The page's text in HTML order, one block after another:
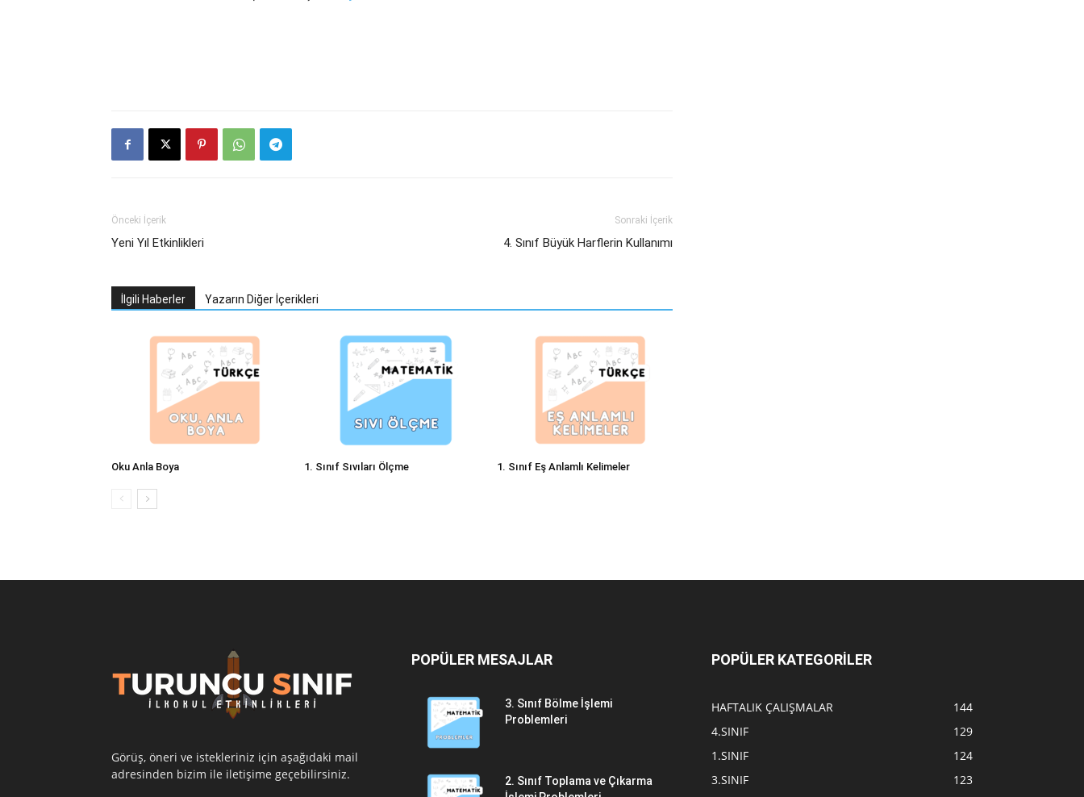
Önceki İçerik
Yeni Yıl Etkinlikleri
Sonraki İçerik
4. Sınıf Büyük Harflerin Kullanımı
İlgili Haberler Yazarın Diğer İçerikleri
Oku Anla Boya 1. Sınıf Sıvıları Ölçme 1. Sınıf Eş Anlamlı Kelimeler
Görüş, öneri ve istekleriniz için aşağıdaki mail
adresinden bizim ile iletişime geçebilirsiniz.
POPÜLER MESAJLAR
3. Sınıf Bölme İşlemi
Problemleri
2. Sınıf Toplama ve Çıkarma
POPÜLER KATEGORİLER
HAFTALIK ÇALIŞMALAR
144
4.SINIF
129
1.SINIF
124
3.SINIF
123